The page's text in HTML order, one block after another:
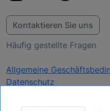
Kontaktieren Sie uns
Häufig gestellte Fragen
Allgemeine
Datenschutz